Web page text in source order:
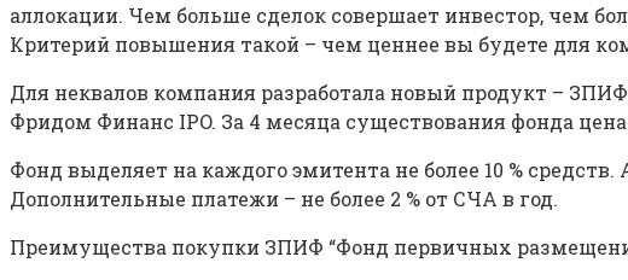
аллокации. Чем больше сделок совершает инвестор, чем
Критерий повышения такой – чем ценнее вы будете для
Для неквалов компания разработала новый продукт –
Фридом Финанс IPO. За 4 месяца существования фонда цена
Фонд выделяет на каждого эмитента не более 10 %
Дополнительные платежи – не более 2 % от СЧА в год.
Преимущества покупки ЗПИФ “Фонд первичных